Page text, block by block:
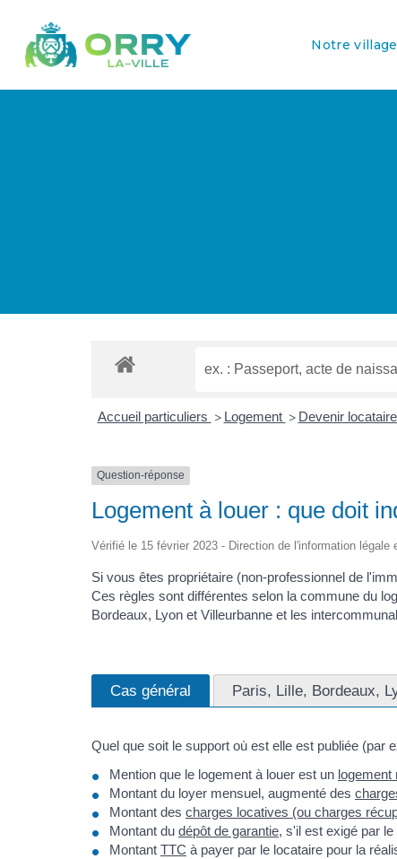
Notre village
Accueil particuliers > Logement > Devenir
Question-réponse
Logement à louer : que doit
Vérifié le 15 février 2023 - Direction de l'information
Si vous êtes propriétaire (non-professionnel de
Ces règles sont différentes selon la commune du
Bordeaux, Lyon et Villeurbanne et les
Cas général Paris, Lille, Bordeaux,
Quel que soit le support où est elle est publiée (par
Mention que le logement à louer est un logement
Montant du loyer mensuel, augmenté des
Montant des charges locatives (ou charges
Montant du dépôt de garantie, s'il est exigé par
Montant TTC à payer par le locataire pour la